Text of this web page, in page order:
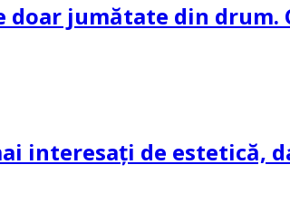
jumătate din drum.
interesați de estetică,